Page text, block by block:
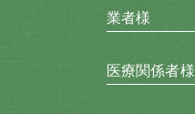
業者様
医療関係者様